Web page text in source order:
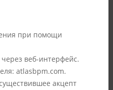
при помощи
веб-интерфейс.
atlasbpm.com.
акцепт